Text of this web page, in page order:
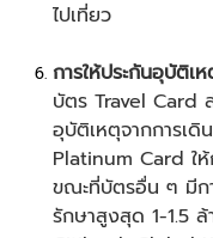
ไปเที่ยว
การให้ประกันอุบัติเ
บัตร Travel Card
อุบัติเหตุจากการเ
Platinum Card ใ
ขณะที่บัตรอื่น ๆ มีก
รักษาสูงสุด 1-1.5